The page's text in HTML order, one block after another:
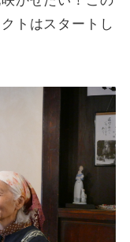
トはスタートし